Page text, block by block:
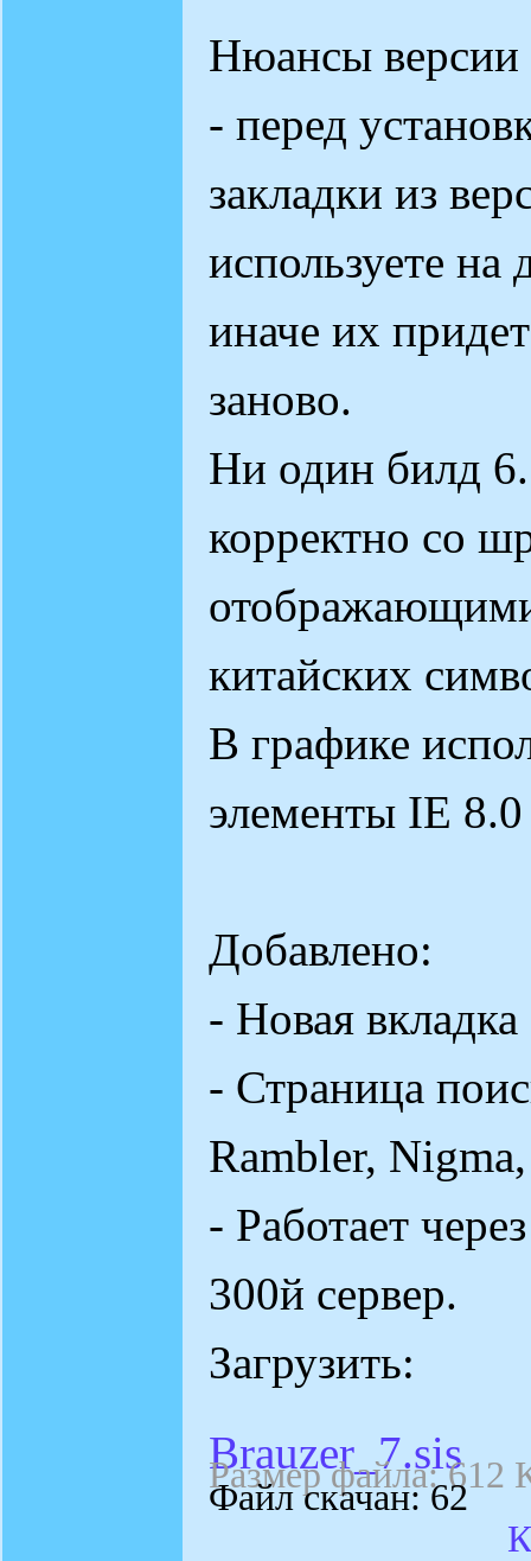
Нюансы
- перед
закладки из
используете
иначе их
заново.
Ни один билд
корректно со
китайских
В графике
элементы IE 8.0
Добавлено:
- Новая
- Страница
Rambler,
- Работает
300й сервер.
Загрузить:
Brauzer_7.sis
Размер файла: 612
Файл скачан: 62